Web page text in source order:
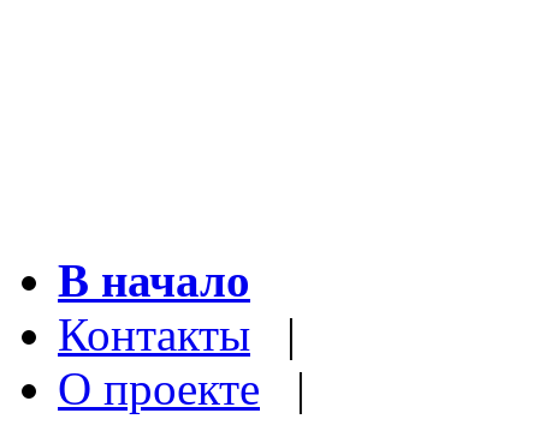
В начало
Контакты |
О проекте |